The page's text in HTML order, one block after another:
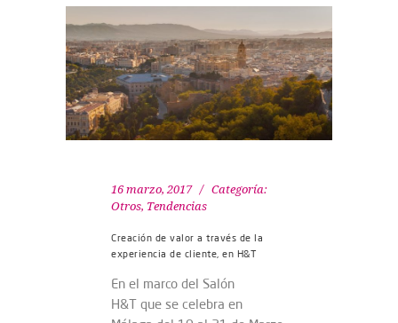
16 marzo, 2017
Categoría:
Otros, Tendencias
Creación de valor a través de la
experiencia de cliente, en H&T
En el marco del Salón
H&T que se celebra en